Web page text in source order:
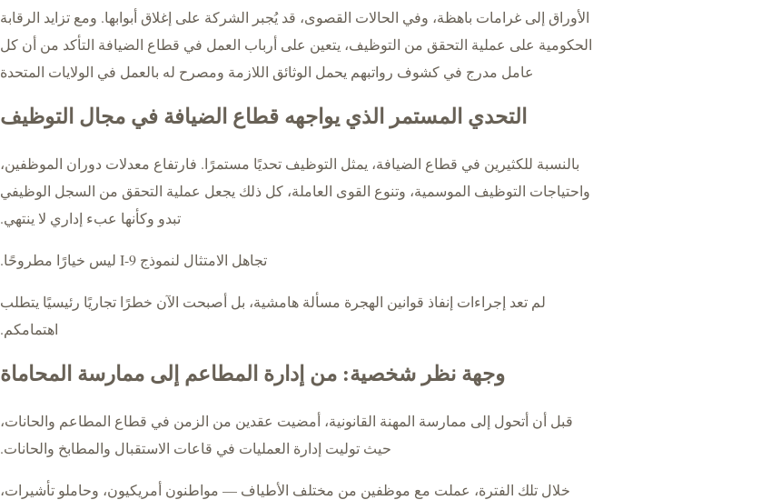
الأوراق إلى غرامات باهظة، وفي الحالات القصوى، قد يُجبر الشركة على إغلاق أبوابها. ومع تزايد الرقابة
الحكومية على عملية التحقق من التوظيف، يتعين على أرباب العمل في قطاع الضيافة التأكد من أن كل
عامل مدرج في كشوف رواتبهم يحمل الوثائق اللازمة ومصرح له بالعمل في الولايات المتحدة
التحدي المستمر الذي يواجهه قطاع الضيافة في مجال التوظيف
بالنسبة للكثيرين في قطاع الضيافة، يمثل التوظيف تحديًا مستمرًا. فارتفاع معدلات دوران الموظفين،
واحتياجات التوظيف الموسمية، وتنوع القوى العاملة، كل ذلك يجعل عملية التحقق من السجل الوظيفي
تبدو وكأنها عبء إداري لا ينتهي.
تجاهل الامتثال لنموذج I-9 ليس خيارًا مطروحًا.
لم تعد إجراءات إنفاذ قوانين الهجرة مسألة هامشية، بل أصبحت الآن خطرًا تجاريًا رئيسيًا يتطلب
اهتمامكم.
وجهة نظر شخصية: من إدارة المطاعم إلى ممارسة المحاماة
قبل أن أتحول إلى ممارسة المهنة القانونية، أمضيت عقدين من الزمن في قطاع المطاعم والحانات،
حيث توليت إدارة العمليات في قاعات الاستقبال والمطابخ والحانات.
خلال تلك الفترة، عملت مع موظفين من مختلف الأطياف — مواطنون أمريكيون، وحاملو تأشيرات،